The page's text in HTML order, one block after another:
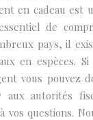
en cadeau est
de
pays, il
en espèces.
vous pouvez
aux autorités
vos questions.